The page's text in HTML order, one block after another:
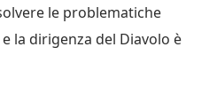
le problematiche
la dirigenza del Diavolo è